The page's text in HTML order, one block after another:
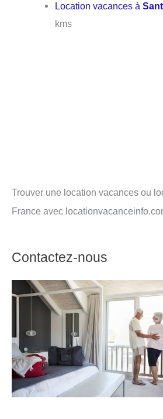
Location vacances à
kms
Trouver une location vacances ou
France avec
Contactez-nous